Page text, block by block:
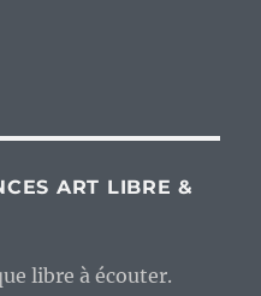
ART LIBRE &
libre à écouter.